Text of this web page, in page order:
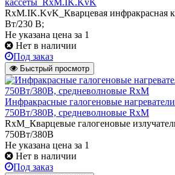
RxM.IK.KvK_Кварцевая инфракрасная
Вт/230 В;
Не указана цена за 1
Нет в наличии
Под заказ
Быстрый просмотр
Инфракрасные галогеновые
750Вт/380В, средневолновые RxM
RxM_Кварцевые галогеновые
750Вт/380В
Не указана цена за 1
Нет в наличии
Под заказ